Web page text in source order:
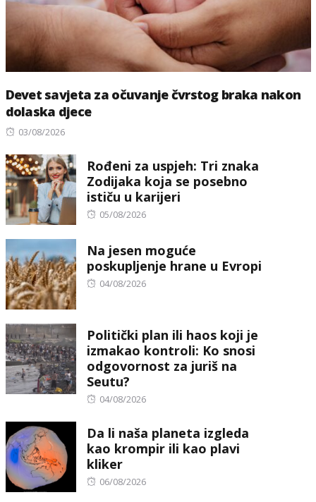
Devet savjeta za očuvanje čvrstog braka nakon
dolaska djece
Posted
03/08/2026
Rođeni za uspjeh: Tri znaka
Zodijaka koja se posebno
ističu u karijeri
Posted
05/08/2026
Na jesen moguće
poskupljenje hrane u Evropi
Posted
04/08/2026
Politički plan ili haos koji je
izmakao kontroli: Ko snosi
odgovornost za juriš na
Seutu?
Posted
04/08/2026
Da li naša planeta izgleda
kao krompir ili kao plavi
kliker
Posted
06/08/2026